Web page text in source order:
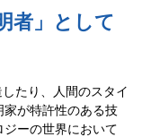
者」として
たり、人間のスタイ
家が特許性のある技
ーの世界において